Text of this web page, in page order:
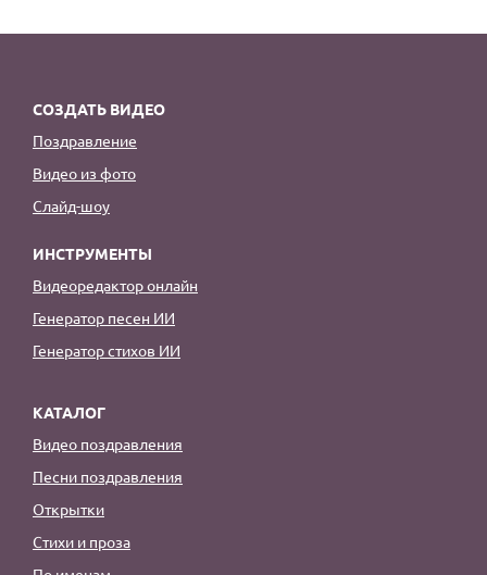
СОЗДАТЬ ВИДЕО
Поздравление
Видео из фото
Слайд-шоу
ИНСТРУМЕНТЫ
Видеоредактор онлайн
Генератор песен ИИ
Генератор стихов ИИ
КАТАЛОГ
Видео поздравления
Песни поздравления
Открытки
Стихи и проза